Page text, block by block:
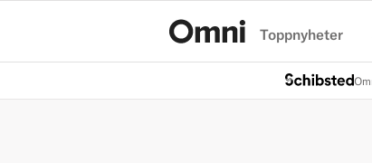
Toppnyheter